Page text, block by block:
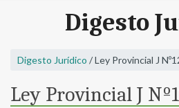
Digesto
Digesto Jurídico / Ley Provincial J
Ley Provincial J